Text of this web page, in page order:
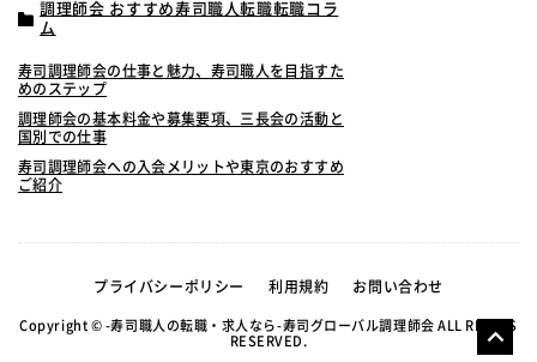
調理師会 おすすめ寿司職人転職転職コラ
ム
寿司調理師会の仕事と魅力、寿司職人を目指すた
めのステップ
調理師会の基本料金や募集要項、三長会の活動と
国別での仕事
寿司調理師会への入会メリットや東京のおすすめ
ご紹介
プライバシーポリシー 利用規約 お問い合わせ
Copyright © -寿司職人の転職・求人なら-寿司グローバル調理師会 ALL RIGHTS
RESERVED.